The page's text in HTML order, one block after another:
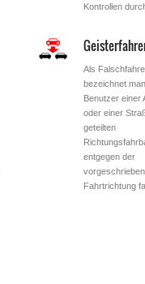
Kontrollen
Als
bezeichnet
Benutzer einer
oder einer
geteilten
entgegen der
Fahrtrichtung